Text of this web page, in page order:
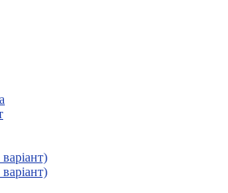
молодіжна Рада УТОГ
УТОГ
УТОГ